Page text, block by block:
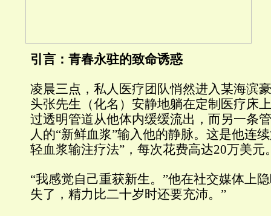
引言：青春永驻的致命诱惑
凌晨三点，私人医疗团队悄然进入某海滨
头张先生（化名）安静地躺在定制医疗床
过透明管道从他体内缓缓流出，而另一条
人的“新鲜血浆”输入他的静脉。这是他连
轻血浆输注疗法”，每次花费高达20万美元
“我感觉自己重获新生。”他在社交媒体上
失了，精力比二十岁时还要充沛。”